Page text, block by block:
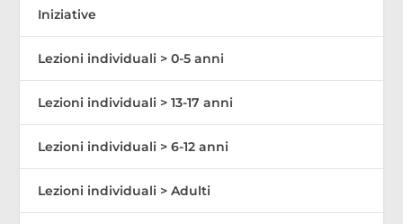
Iniziative
Lezioni individuali > 0-5 anni
Lezioni individuali > 13-17 anni
Lezioni individuali > 6-12 anni
Lezioni individuali > Adulti